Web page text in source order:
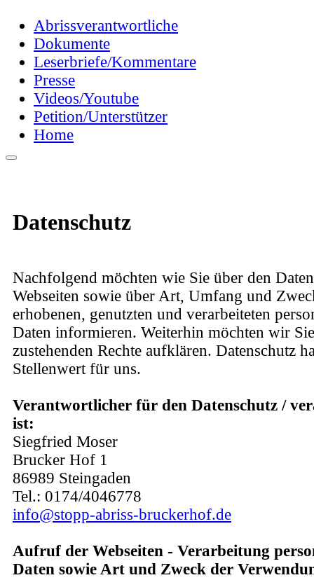
Abrissverantwortliche
Dokumente
Leserbriefe/Kommentare
Presse
Videos/Youtube
Petition/Unterstützer
Home
Datenschutz
Nachfolgend möchten wie Sie über den
Webseiten sowie über Art, Umfang und
erhobenen, genutzten und verarbeiteten
Daten informieren. Weiterhin möchten wir
zustehenden Rechte aufklären. Datenschutz
Stellenwert für uns.
Verantwortlicher für den Datenschutz /
ist:
Siegfried Moser
Brucker Hof 1
86989 Steingaden
Tel.: 0174/4046778
info@stopp-abriss-bruckerhof.de
Aufruf der Webseiten - Verarbeitung
Daten sowie Art und Zweck der